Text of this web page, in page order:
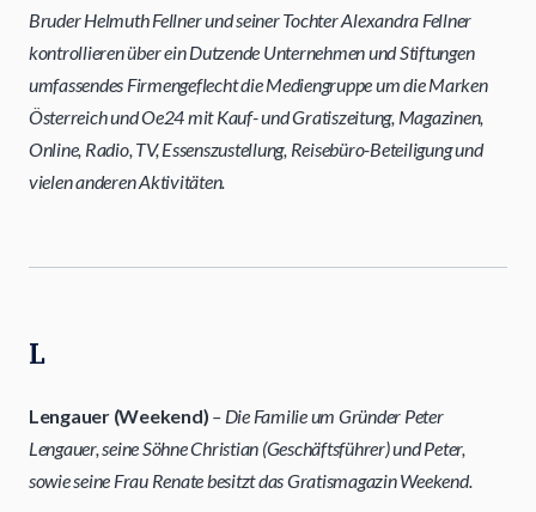
Bruder Helmuth Fellner und seiner Tochter Alexandra Fellner
kontrollieren über ein Dutzende Unternehmen und Stiftungen
umfassendes Firmengeflecht die Mediengruppe um die Marken
Österreich und Oe24 mit Kauf- und Gratiszeitung, Magazinen,
Online, Radio, TV, Essenszustellung, Reisebüro-Beteiligung und
vielen anderen Aktivitäten.
L
Lengauer (Weekend) – Die Familie um Gründer Peter
Lengauer, seine Söhne Christian (Geschäftsführer) und Peter,
sowie seine Frau Renate besitzt das Gratismagazin Weekend.